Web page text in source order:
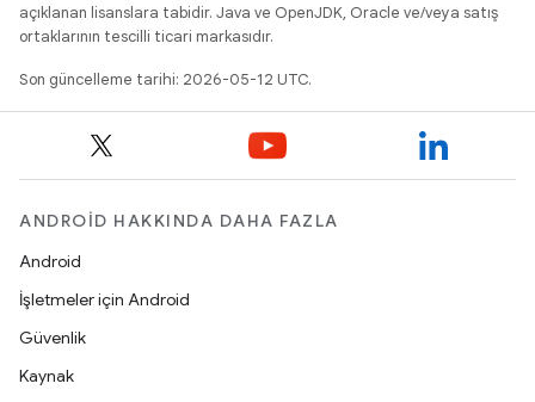
açıklanan lisanslara tabidir. Java ve OpenJDK, Oracle ve/veya satış
ortaklarının tescilli ticari markasıdır.
Son güncelleme tarihi: 2026-05-12 UTC.
ANDROID HAKKINDA DAHA FAZLA
Android
İşletmeler için Android
Güvenlik
Kaynak